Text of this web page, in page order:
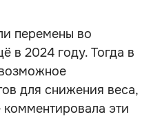
перемены во
в 2024 году. Тогда в
для снижения веса,
комментировала эти